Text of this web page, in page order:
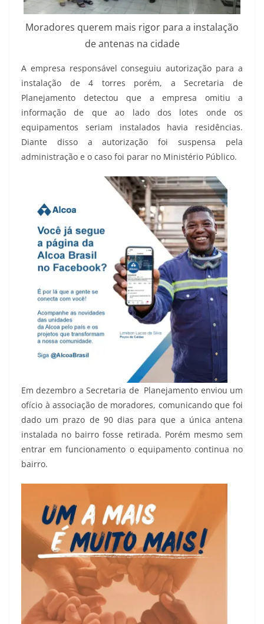
Moradores querem mais rigor para a instalação
de antenas na cidade
A empresa responsável conseguiu autorização para a
instalação de 4 torres porém, a Secretaria de
Planejamento detectou que a empresa omitiu a
informação de que ao lado dos lotes onde os
equipamentos seriam instalados havia residências.
Diante disso a autorização foi suspensa pela
administração e o caso foi parar no Ministério Público.
Em dezembro a Secretaria de Planejamento enviou um
ofício à associação de moradores, comunicando que foi
dado um prazo de 90 dias para que a única antena
instalada no bairro fosse retirada. Porém mesmo sem
entrar em funcionamento o equipamento continua no
bairro.